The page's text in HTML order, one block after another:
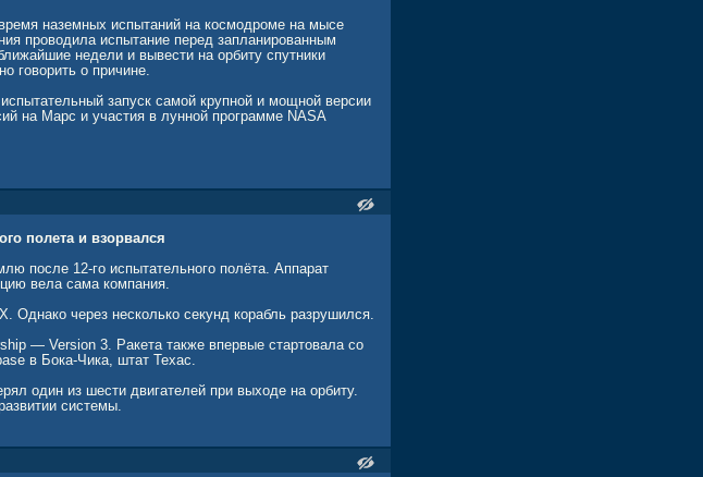
наземных испытаний на космодроме на мысе
проводила испытание перед запланированным
недели и вывести на орбиту спутники
говорить о причине.
запуск самой крупной и мощной версии
на Марс и участия в лунной программе NASA
полета и взорвался
после 12-го испытательного полёта. Аппарат
вела сама компания.
через несколько секунд корабль разрушился.
— Version 3. Ракета также впервые стартовала со
в Бока-Чика, штат Техас.
один из шести двигателей при выходе на орбиту.
системы.